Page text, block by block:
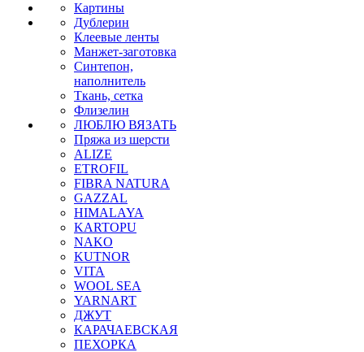
Картины
Дублерин
Клеевые ленты
Манжет-заготовка
Синтепон,
наполнитель
Ткань, сетка
Флизелин
ЛЮБЛЮ ВЯЗАТЬ
Пряжа из шерсти
ALIZE
ETROFIL
FIBRA NATURA
GAZZAL
HIMALAYA
KARTOPU
NAKO
KUTNOR
VITA
WOOL SEA
YARNART
ДЖУТ
КАРАЧАЕВСКАЯ
ПЕХОРКА